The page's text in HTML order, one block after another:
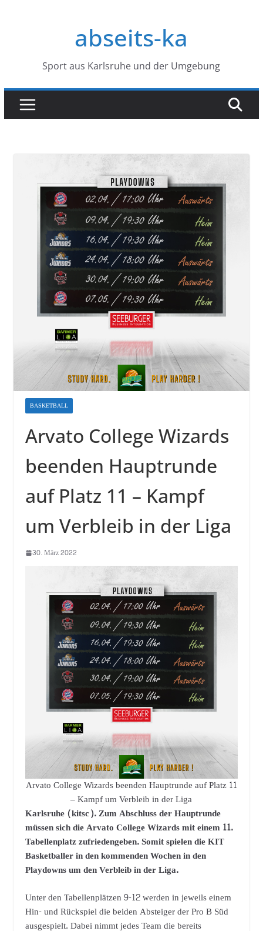
abseits-ka
Sport aus Karlsruhe und der Umgebung
BASKETBALL
Arvato College Wizards
beenden Hauptrunde
auf Platz 11 – Kampf
um Verbleib in der Liga
30. März 2022
Arvato College Wizards beenden Hauptrunde auf Platz 11
– Kampf um Verbleib in der Liga
Karlsruhe (kitsc). Zum Abschluss der Hauptrunde
müssen sich die Arvato College Wizards mit einem 11.
Tabellenplatz zufriedengeben. Somit spielen die KIT
Basketballer in den kommenden Wochen in den
Playdowns um den Verbleib in der Liga.
Unter den Tabellenplätzen 9-12 werden in jeweils einem
Hin- und Rückspiel die beiden Absteiger der Pro B Süd
ausgespielt. Dabei nimmt jedes Team die bereits